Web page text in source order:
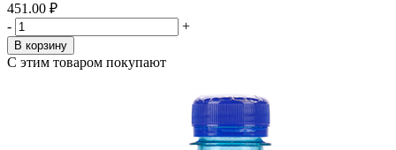
451.00 ₽
-
+
В корзину
С этим товаром покупают